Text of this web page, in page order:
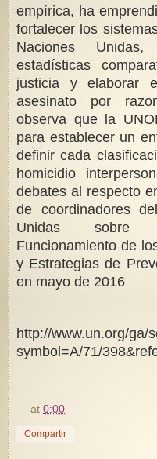
empírica, ha
fortalecer los
Naciones
estadísticas
justicia y elaborar
asesinato por
observa que la
para establecer un
definir cada
homicidio
debates al respecto
de coordinadores
Unidas sobre
Funcionamiento de
y Estrategias de
en mayo de 2016
http://www.un.org/ga/
symbol=A/71/
at0:00
Compartir